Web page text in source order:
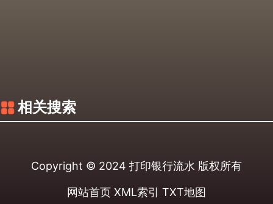
相关搜索
Copyright © 2024 打印银行流水 版权所有
网站首页 XML索引 TXT地图